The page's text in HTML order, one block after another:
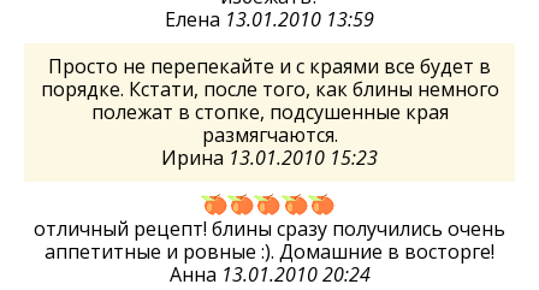
Елена 13.01.2010 13:59
Просто не перепекайте и с краями все будет в
порядке. Кстати, после того, как блины немного
полежат в стопке, подсушенные края
размягчаются.
Ирина 13.01.2010 15:23
отличный рецепт! блины сразу получились очень
аппетитные и ровные :). Домашние в восторге!
Анна 13.01.2010 20:24